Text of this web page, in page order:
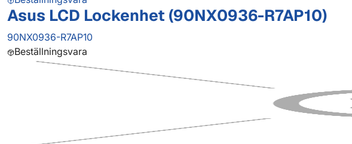
Asus LCD Lockenhet (90NX0936-R7AP10)
90NX0936-R7AP10
Beställningsvara